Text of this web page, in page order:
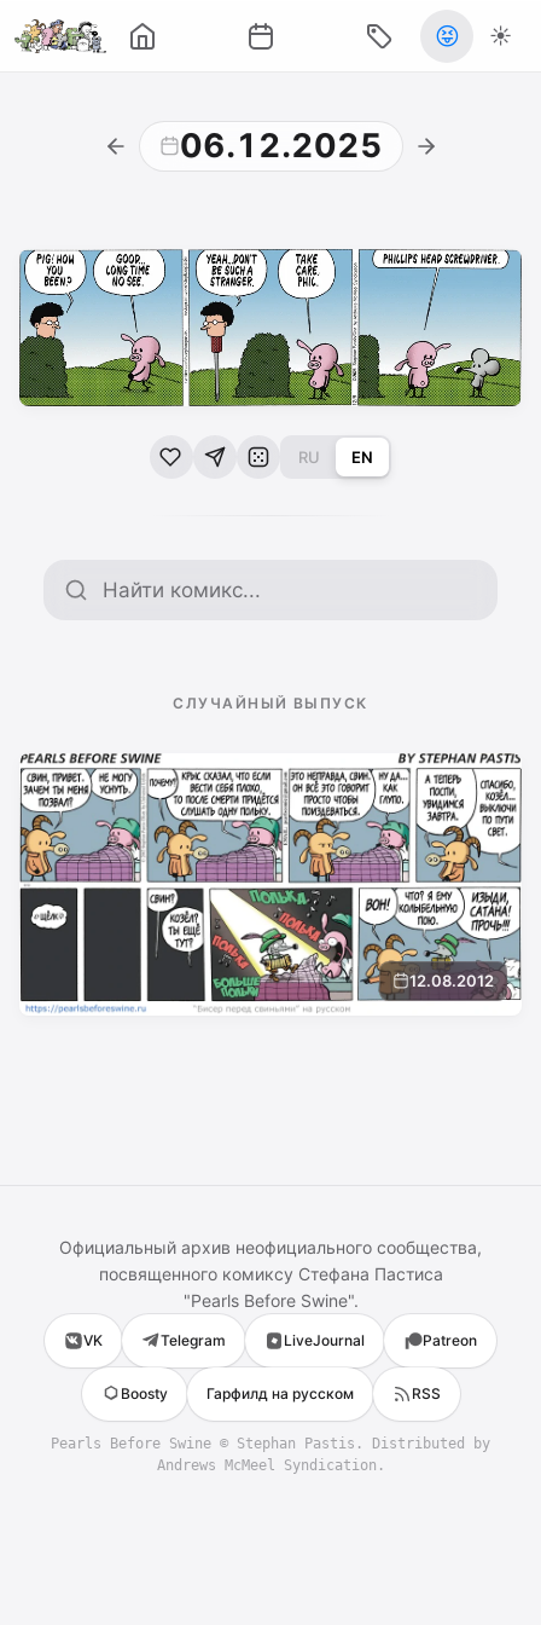
😝 ☀️
06.12.2025
RU EN
Поиск по архиву
СЛУЧАЙНЫЙ ВЫПУСК
12.08.2012
Официальный архив неофициального сообщества,
посвященного комиксу Стефана Пастиса
"Pearls Before Swine".
VK Telegram LiveJournal Patreon
Boosty Гарфилд на русском RSS
Pearls Before Swine © Stephan Pastis . Distributed by
Andrews McMeel Syndication.